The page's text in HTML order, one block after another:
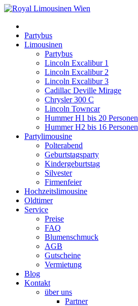
Partybus
Limousinen
Partybus
Lincoln Excalibur 1
Lincoln Excalibur 2
Lincoln Excalibur 3
Cadillac Deville Mirage
Chrysler 300 C
Lincoln Towncar
Hummer H1 bis 20 Personen
Hummer H2 bis 16 Personen
Partylimousine
Polterabend
Geburtstagsparty
Kindergeburtstag
Silvester
Firmenfeier
Hochzeitslimousine
Oldtimer
Service
Preise
FAQ
Blumenschmuck
AGB
Gutscheine
Vermietung
Blog
Kontakt
über uns
Partner